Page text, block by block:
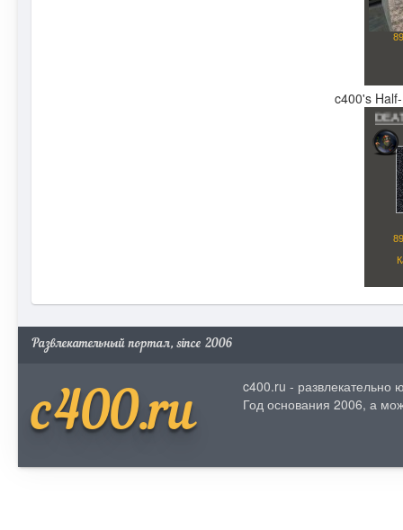
c400's
Развлекательный портал, since 2006
c400.ru
c400.ru - развлекательно
Год основания 2006, а